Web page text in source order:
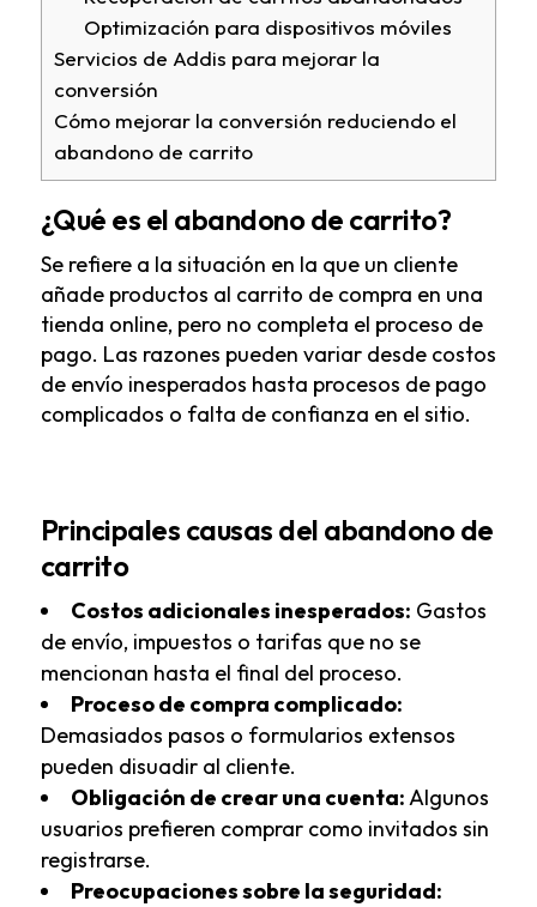
Optimización para dispositivos móviles
Servicios de Addis para mejorar la
conversión
Cómo mejorar la conversión reduciendo el
abandono de carrito
¿Qué es el abandono de carrito?
Se refiere a la situación en la que un cliente
añade productos al carrito de compra en una
tienda online, pero no completa el proceso de
pago. Las razones pueden variar desde costos
de envío inesperados hasta procesos de pago
complicados o falta de confianza en el sitio.
Principales causas del abandono de
carrito
Costos adicionales inesperados: Gastos
de envío, impuestos o tarifas que no se
mencionan hasta el final del proceso.
Proceso de compra complicado:
Demasiados pasos o formularios extensos
pueden disuadir al cliente.
Obligación de crear una cuenta:Algunos
usuarios prefieren comprar como invitados sin
registrarse.
Preocupaciones sobre la seguridad: